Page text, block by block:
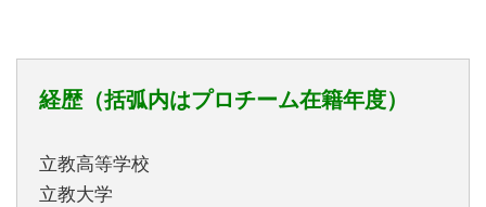
経歴（括弧内はプロチーム在籍年度）
立教高等学校
立教大学